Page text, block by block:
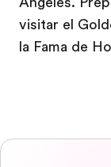
visitar el
la Fama de